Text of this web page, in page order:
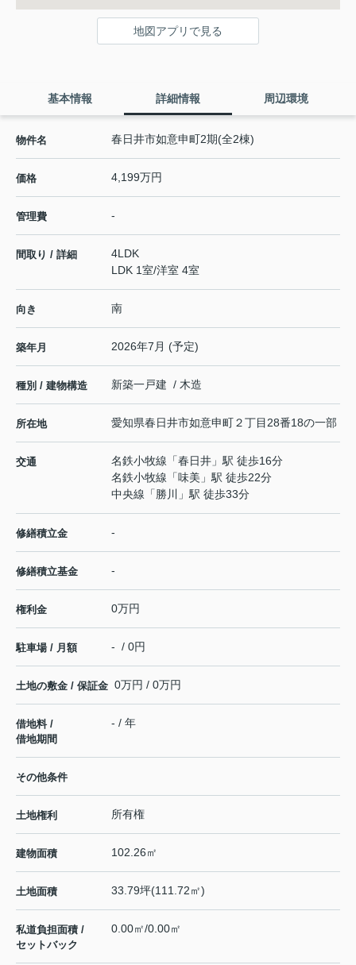
地図アプリで見る
基本情報 詳細情報 周辺環境
物件名 春日井市如意申町2期(全2棟)
価格 4,199万円
管理費 -
間取り / 詳細
4LDK
LDK 1室/洋室 4室
向き 南
築年月 2026年7月 (予定)
種別 / 建物構造 新築一戸建 / 木造
所在地 愛知県春日井市如意申町２丁目28番18の一部
交通 名鉄小牧線 「春日井 」駅 徒歩16分
名鉄小牧線 「味美 」駅 徒歩22分
中央線 「 勝川 」駅 徒歩33分
修繕積立金 -
修繕積立基金 -
権利金 0万円
駐車場 / 月額 - / 0円
土地の敷金 / 保証金 0万円 / 0万円
借地料 /
借地期間
- / 年
その他条件
土地権利 所有権
建物面積 102.26㎡
土地面積 33.79坪(111.72㎡)
私道負担面積 /
セットバック
0.00㎡/0.00㎡